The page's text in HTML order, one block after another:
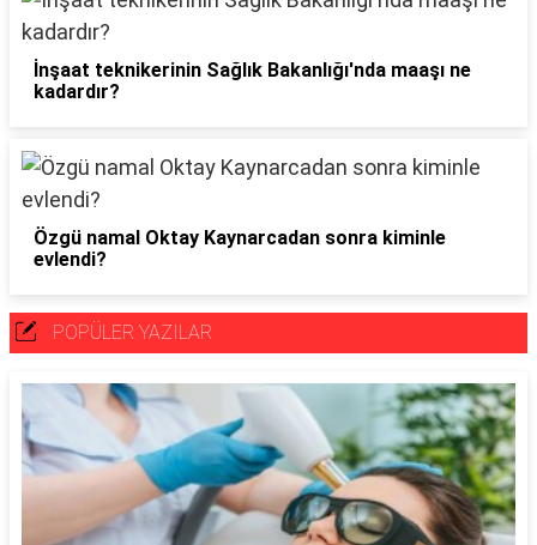
İnşaat teknikerinin Sağlık Bakanlığı'nda maaşı ne
kadardır?
Özgü namal Oktay Kaynarcadan sonra kiminle
evlendi?
POPÜLER YAZILAR